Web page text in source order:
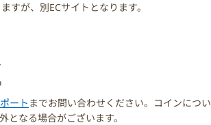
が、別ECサイトとなります。
ート までお問い合わせください。コインについ
なる場合がございます。